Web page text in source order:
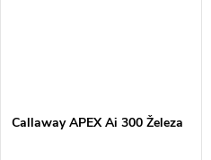
Callaway APEX Ai 300 Železa